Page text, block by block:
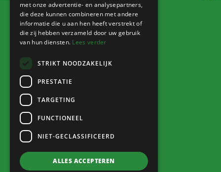
Blijf op de hoogte!
Jitske van der Gaast
Ga naar
met onze advertentie- en analysepartners,
die deze kunnen combineren met andere
informatie die u aan hen heeft verstrekt of
die zij hebben verzameld door uw gebruik
van hun diensten. Lees verder
STRIKT NOODZAKELIJK
PRESTATIE
TARGETING
FUNCTIONEEL
NIET-GECLASSIFICEERD
ALLES ACCEPTEREN